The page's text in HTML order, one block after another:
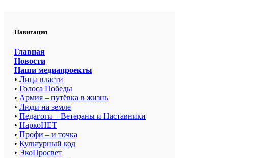
Навигация
Главная
Новости
Наши медиапроекты
• Лица власти
• Голоса Победы
• Армия – путёвка в жизнь
• Люди на земле
• Педагоги – Ветераны и Наставники
• НаркоНЕТ
• Профи – и точка
• Культурный код
• ЭкоПросвет